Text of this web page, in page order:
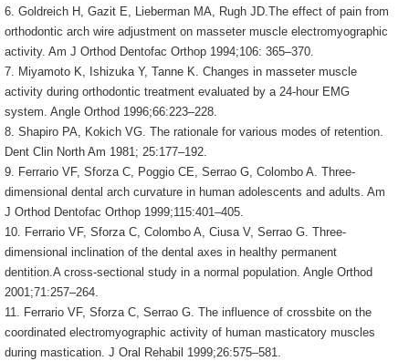
6. Goldreich H, Gazit E, Lieberman MA, Rugh JD.The effect of pain from
orthodontic arch wire adjustment on masseter muscle electromyographic
activity. Am J Orthod Dentofac Orthop 1994;106: 365–370.
7. Miyamoto K, Ishizuka Y, Tanne K. Changes in masseter muscle
activity during orthodontic treatment evaluated by a 24-hour EMG
system. Angle Orthod 1996;66:223–228.
8. Shapiro PA, Kokich VG. The rationale for various modes of retention.
Dent Clin North Am 1981; 25:177–192.
9. Ferrario VF, Sforza C, Poggio CE, Serrao G, Colombo A. Three-
dimensional dental arch curvature in human adolescents and adults. Am
J Orthod Dentofac Orthop 1999;115:401–405.
10. Ferrario VF, Sforza C, Colombo A, Ciusa V, Serrao G. Three-
dimensional inclination of the dental axes in healthy permanent
dentition.A cross-sectional study in a normal population. Angle Orthod
2001;71:257–264.
11. Ferrario VF, Sforza C, Serrao G. The influence of crossbite on the
coordinated electromyographic activity of human masticatory muscles
during mastication. J Oral Rehabil 1999;26:575–581.